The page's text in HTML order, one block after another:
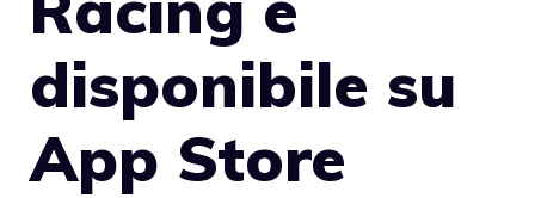
disponibile su
App Store